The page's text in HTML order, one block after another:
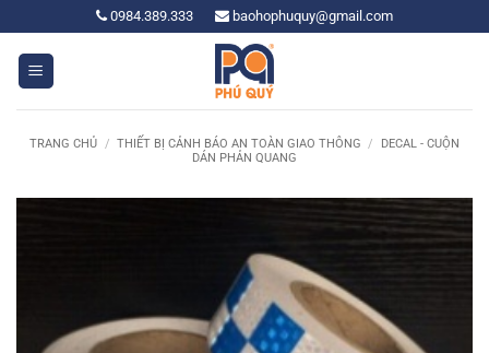
qua
dung
0984.389.333 baohophuquy@gmail.com
TRANG CHỦ / THIẾT BỊ CẢNH BÁO AN TOÀN GIAO THÔNG /
DECAL - CUỘN
DÁN PHẢN QUANG